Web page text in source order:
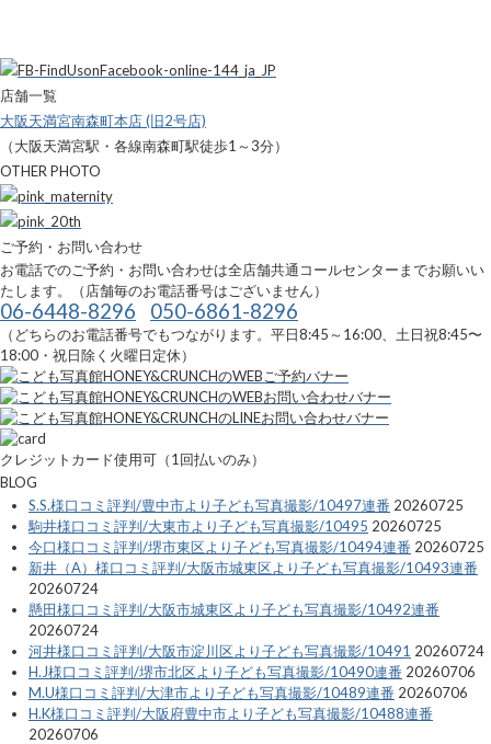
店舗一覧
大阪天満宮南森町本店 (旧2号店)
（大阪天満宮駅・各線南森町駅徒歩1～3分）
OTHER PHOTO
ご予約・お問い合わせ
お電話でのご予約・お問い合わせは全店舗共通コールセンターまでお願いい
たします。（店舗毎のお電話番号はございません）
06-6448-8296 050-6861-8296
（どちらのお電話番号でもつながります。平日8:45～16:00、土日祝8:45〜
18:00・祝日除く火曜日定休）
クレジットカード使用可（1回払いのみ）
BLOG
S.S.様口コミ評判/豊中市より子ども写真撮影/10497連番 20260725
駒井様口コミ評判/大東市より子ども写真撮影/10495 20260725
今口様口コミ評判/堺市東区より子ども写真撮影/10494連番 20260725
新井（A）様口コミ評判/大阪市城東区より子ども写真撮影/10493連番
20260724
懸田様口コミ評判/大阪市城東区より子ども写真撮影/10492連番
20260724
河井様口コミ評判/大阪市淀川区より子ども写真撮影/10491 20260724
H.J様口コミ評判/堺市北区より子ども写真撮影/10490連番 20260706
M.U様口コミ評判/大津市より子ども写真撮影/10489連番 20260706
H.K様口コミ評判/大阪府豊中市より子ども写真撮影/10488連番
20260706